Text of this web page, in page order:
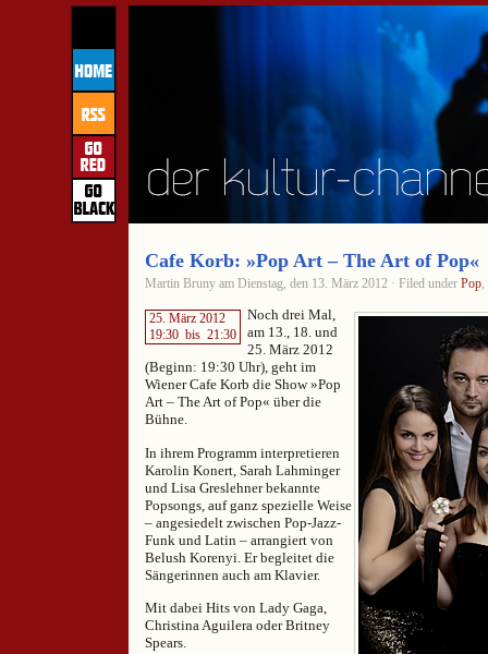
Cafe Korb: »Pop Art – The Art of Pop«
Martin Bruny am Dienstag, den 13. März 2012 · Filed under Pop,
25. März 2012
19:30 bis 21:30
Noch drei Mal,
am 13., 18. und
25. März 2012
(Beginn: 19:30 Uhr), geht im
Wiener Cafe Korb die Show »Pop
Art – The Art of Pop« über die
Bühne.
In ihrem Programm interpretieren
Karolin Konert, Sarah Lahminger
und Lisa Greslehner bekannte
Popsongs, auf ganz spezielle Weise
– angesiedelt zwischen Pop-Jazz-
Funk und Latin – arrangiert von
Belush Korenyi. Er begleitet die
Sängerinnen auch am Klavier.
Mit dabei Hits von Lady Gaga,
Christina Aguilera oder Britney
Spears.